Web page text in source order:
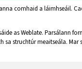
comhaid a láimhseáil.
as Weblate. Parsálann
sa struchtúr meaitseála. Mar